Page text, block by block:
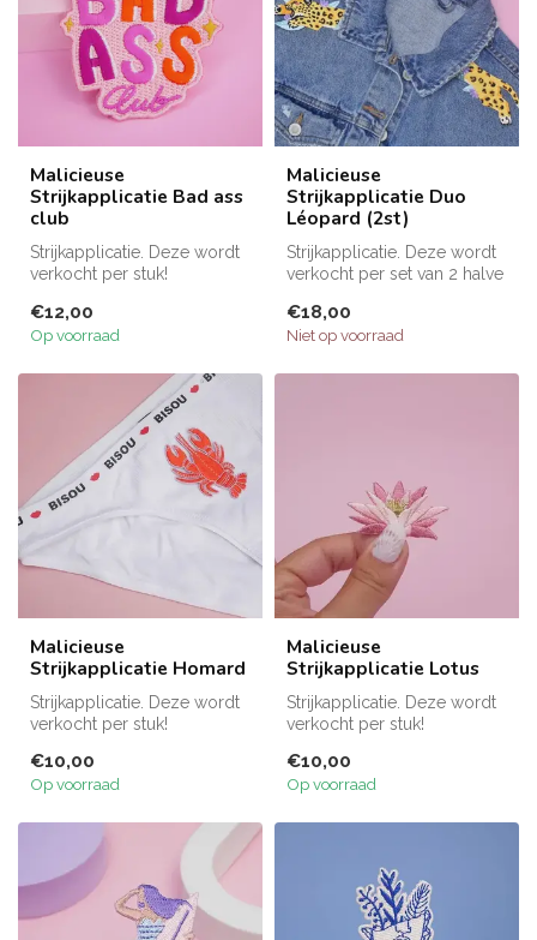
Malicieuse
Strijkapplicatie Bad ass
club
Strijkapplicatie. Deze wordt
verkocht per stuk!
€12,00
Op voorraad
Malicieuse
Strijkapplicatie Duo
Léopard (2st)
Strijkapplicatie. Deze wordt
verkocht per set van 2 halve
€18,00
Niet op voorraad
Malicieuse
Strijkapplicatie Homard
Strijkapplicatie. Deze wordt
verkocht per stuk!
€10,00
Op voorraad
Malicieuse
Strijkapplicatie Lotus
Strijkapplicatie. Deze wordt
verkocht per stuk!
€10,00
Op voorraad